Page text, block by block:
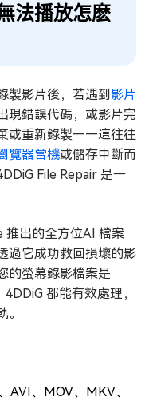
法播放怎麽
製影片後，若遇到 影片
現錯誤代碼，或影片完
或重新錄製——這往往
覽器當機或儲存中斷而
File Repair 是一
推出的全方位AI 檔案
過它成功救回損壞的影
的螢幕錄影檔案是
都能有效處理，
AVI、MOV、MKV、